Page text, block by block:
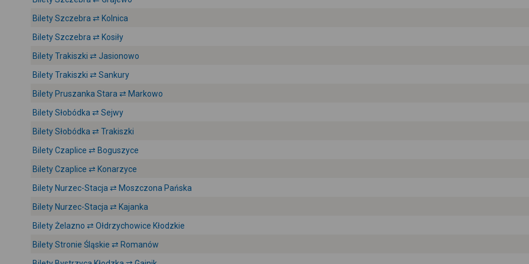
Bilety Szczebra ⇄ Kolnica
Bilety Szczebra ⇄ Kosiły
Bilety Trakiszki ⇄ Jasionowo
Bilety Trakiszki ⇄ Sankury
Bilety Pruszanka Stara ⇄ Markowo
Bilety Słobódka ⇄ Sejwy
Bilety Słobódka ⇄ Trakiszki
Bilety Czaplice ⇄ Boguszyce
Bilety Czaplice ⇄ Konarzyce
Bilety Nurzec-Stacja ⇄ Moszczona Pańska
Bilety Nurzec-Stacja ⇄ Kajanka
Bilety Żelazno ⇄ Ołdrzychowice Kłodzkie
Bilety Stronie Śląskie ⇄ Romanów